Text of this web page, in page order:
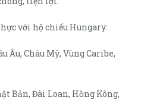
với hộ chiếu Hungary:
Âu, Châu Mỹ, Vùng Caribe,
Bản, Đài Loan, Hồng Kông,